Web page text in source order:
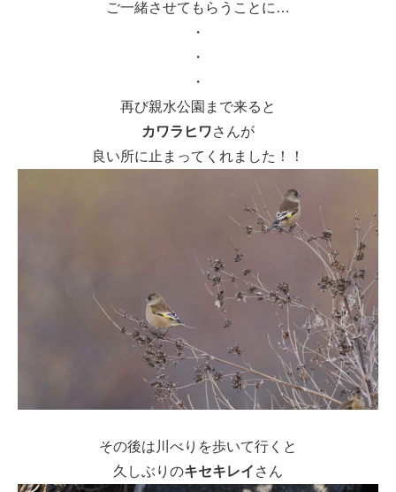
ご一緒させてもらうことに…
・
・
・
再び親水公園まで来ると
カワラヒワさんが
良い所に止まってくれました！！
その後は川べりを歩いて行くと
久しぶりのキセキレイ さん